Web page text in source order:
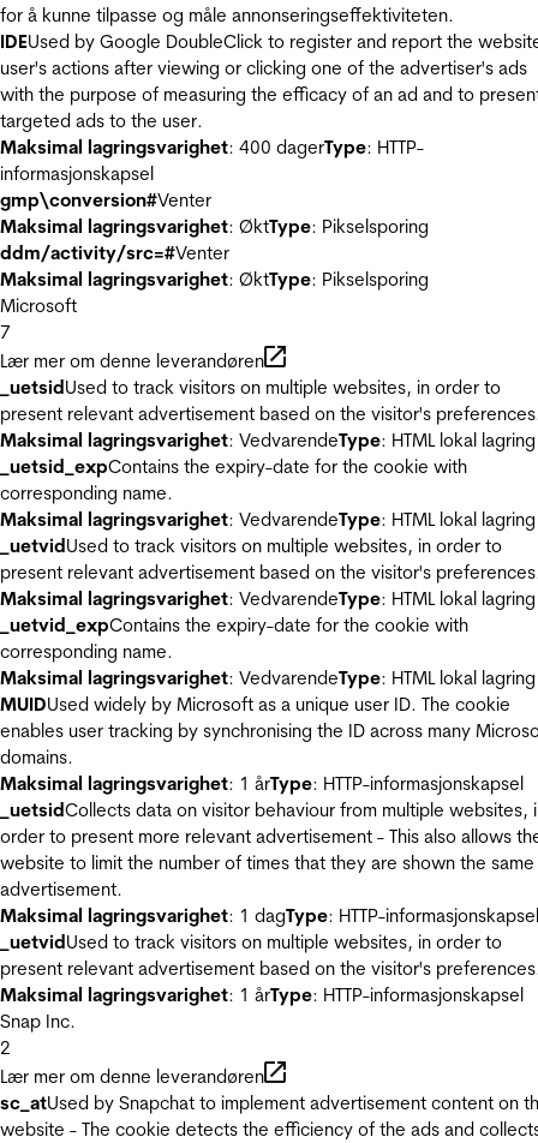
for å kunne tilpasse og måle annonseringseffektiviteten.
IDEUsed by Google DoubleClick to register and report the
user's actions after viewing or clicking one of the advertiser's ads
with the purpose of measuring the efficacy of an ad and to
targeted ads to the user.
Maksimal lagringsvarighet: 400 dagerType: HTTP-
informasjonskapsel
gmp\conversion#Venter
Maksimal lagringsvarighet: ØktType: Pikselsporing
ddm/activity/src=#Venter
Maksimal lagringsvarighet: ØktType: Pikselsporing
Microsoft
7
Lær mer om denne leverandøren
_uetsidUsed to track visitors on multiple websites, in order to
present relevant advertisement based on the visitor's
Maksimal lagringsvarighet: VedvarendeType: HTML lokal lagring
_uetsid_expContains the expiry-date for the cookie with
corresponding name.
Maksimal lagringsvarighet: VedvarendeType: HTML lokal lagring
_uetvidUsed to track visitors on multiple websites, in order to
present relevant advertisement based on the visitor's
Maksimal lagringsvarighet: VedvarendeType: HTML lokal lagring
_uetvid_expContains the expiry-date for the cookie with
corresponding name.
Maksimal lagringsvarighet: VedvarendeType: HTML lokal lagring
MUIDUsed widely by Microsoft as a unique user ID. The cookie
enables user tracking by synchronising the ID across many
domains.
Maksimal lagringsvarighet: 1 årType: HTTP-informasjonskapsel
_uetsidCollects data on visitor behaviour from multiple websites,
order to present more relevant advertisement - This also allows
website to limit the number of times that they are shown the same
advertisement.
Maksimal lagringsvarighet: 1 dagType: HTTP-informasjonskapsel
_uetvidUsed to track visitors on multiple websites, in order to
present relevant advertisement based on the visitor's
Maksimal lagringsvarighet: 1 årType: HTTP-informasjonskapsel
Snap Inc.
2
Lær mer om denne leverandøren
sc_atUsed by Snapchat to implement advertisement content on
website - The cookie detects the efficiency of the ads and